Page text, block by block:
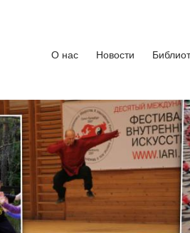
Андрей Середняков.
О нас Новости